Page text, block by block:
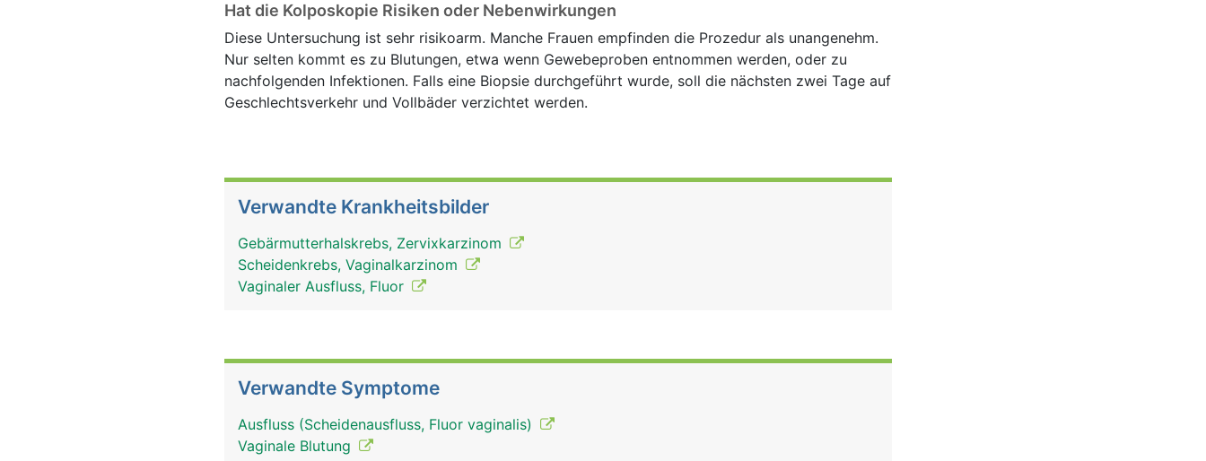
Hat die Kolposkopie Risiken oder Nebenwirkungen
Diese Untersuchung ist sehr risikoarm. Manche Frauen empfinden die Prozedur als unangenehm.
Nur selten kommt es zu Blutungen, etwa wenn Gewebeproben entnommen werden, oder zu
nachfolgenden Infektionen. Falls eine Biopsie durchgeführt wurde, soll die nächsten zwei Tage auf
Geschlechtsverkehr und Vollbäder verzichtet werden.
Verwandte Krankheitsbilder
Gebärmutterhalskrebs, Zervixkarzinom
Scheidenkrebs, Vaginalkarzinom
Vaginaler Ausfluss, Fluor
Verwandte Symptome
Ausfluss (Scheidenausfluss, Fluor vaginalis)
Vaginale Blutung